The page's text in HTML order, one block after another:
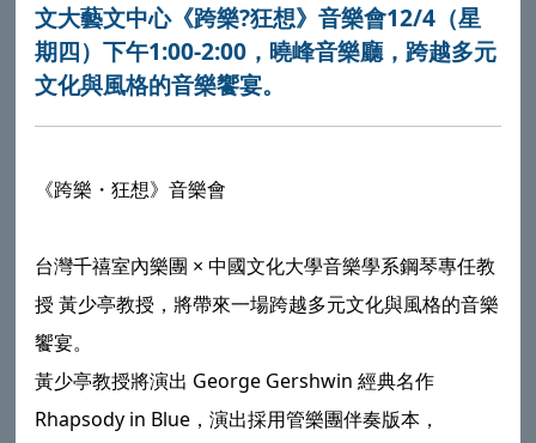
文大藝文中心《跨樂?狂想》音樂會12/4（星
期四）下午1:00-2:00，曉峰音樂廳，跨越多元
文化與風格的音樂饗宴。
《跨樂・狂想》音樂會
台灣千禧室內樂團 × 中國文化大學音樂學系鋼琴專任教
授 黃少亭教授，將帶來一場跨越多元文化與風格的音樂
饗宴。
黃少亭教授將演出 George Gershwin 經典名作
Rhapsody in Blue，演出採用管樂團伴奏版本，